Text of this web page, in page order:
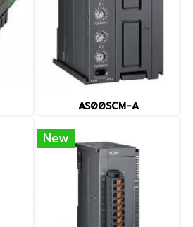
AS00SCM-A
New